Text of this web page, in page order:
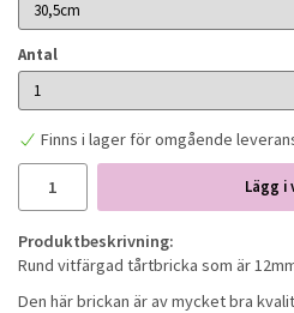
Antal
Finns i lager för omgående
Lägg i
Produktbeskrivning:
Rund vitfärgad tårtbricka som är
Den här brickan är av mycket bra